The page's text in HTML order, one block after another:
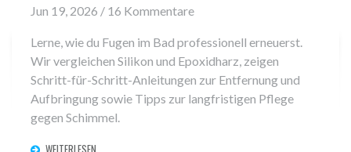
Jun 19, 2026 / 16 Kommentare
Lerne, wie du Fugen im Bad professionell erneuerst.
Wir vergleichen Silikon und Epoxidharz, zeigen
Schritt-für-Schritt-Anleitungen zur Entfernung und
Aufbringung sowie Tipps zur langfristigen Pflege
gegen Schimmel.